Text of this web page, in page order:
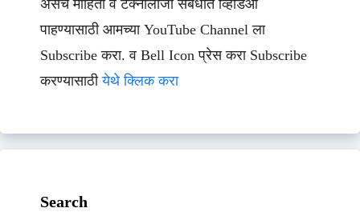
असेच माहिती व टेक्नॉलॉजी संबधीत व्हिडिओ
पाहण्यासाठी आमच्या YouTube Channel ला
Subscribe करा. व Bell Icon प्रेस करा Subscribe
करण्यासाठीयेथे क्लिक करा
Search